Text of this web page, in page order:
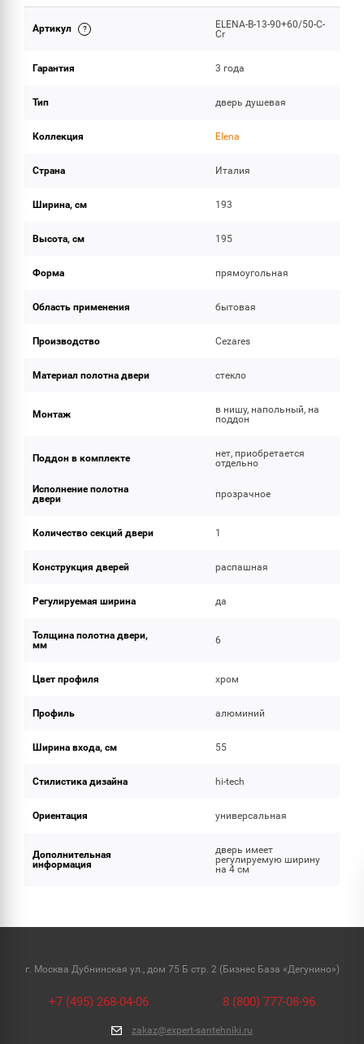
ОБЪЕМ ПОСТАВКИ
Артикул
ELENA-B-13-90+60/50-C-
Cr
Гарантия 3 года
Тип дверь душевая
Коллекция Elena
Страна Италия
Ширина, см 193
Высота, см 195
Форма прямоугольная
Область применения бытовая
Производство Cezares
Материал полотна двери стекло
Монтаж
в нишу, напольный, на
поддон
Поддон в комплекте
нет, приобретается
отдельно
Исполнение полотна
двери
прозрачное
Количество секций двери 1
Конструкция дверей распашная
Регулируемая ширина да
Толщина полотна двери,
мм
6
Цвет профиля хром
Профиль алюминий
Ширина входа, см 55
Стилистика дизайна hi-tech
Ориентация универсальная
Дополнительная
информация
дверь имеет
регулируемую ширину
на 4 см
г. Москва Дубнинская ул., дом 75 Б стр. 2 (Бизнес База «Дегунино»)
+7 (495) 268-04-06 8 (800) 777-08-96
zakaz@expert-santehniki.ru